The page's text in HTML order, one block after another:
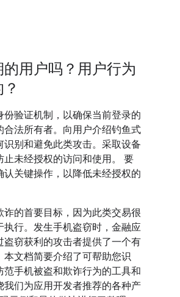
用户吗？用户行为
份验证机制，以确保当前登录的
合法所有者。向用户介绍钓鱼式
识别和避免此类攻击。采取设备
止未经授权的访问和使用。 要
认关键操作，以降低未经授权的
诈的首要目标，因为此类交易很
执行。发生手机盗窃时，金融应
盗窃获利的攻击者提供了一个有
本文档简要介绍了可帮助您识
范手机被盗和欺诈行为的工具和
我们为应用开发者推荐的各种产